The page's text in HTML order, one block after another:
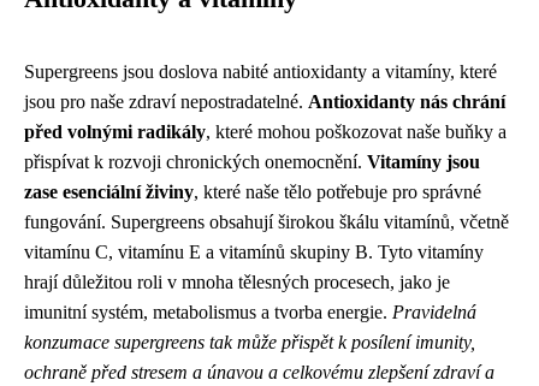
Supergreens jsou doslova nabité antioxidanty a vitamíny, které
jsou pro naše zdraví nepostradatelné. Antioxidanty nás chrání
před volnými radikály, které mohou poškozovat naše buňky a
přispívat k rozvoji chronických onemocnění. Vitamíny jsou
zase esenciální živiny, které naše tělo potřebuje pro správné
fungování. Supergreens obsahují širokou škálu vitamínů, včetně
vitamínu C, vitamínu E a vitamínů skupiny B. Tyto vitamíny
hrají důležitou roli v mnoha tělesných procesech, jako je
imunitní systém, metabolismus a tvorba energie. Pravidelná
konzumace supergreens tak může přispět k posílení imunity,
ochraně před stresem a únavou a celkovému zlepšení zdraví a